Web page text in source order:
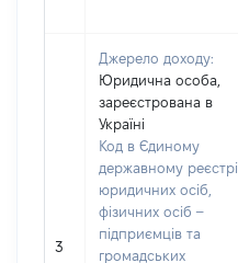
3
Джерело доходу:
Юридична особа,
зареєстрована в
Україні
Код в Єдиному
державному реєстрі
юридичних осіб,
фізичних осіб –
підприємців та
громадських